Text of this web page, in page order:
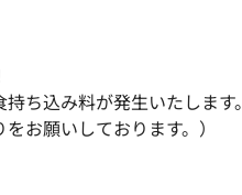
ち込み料が発生いたします。
お願いしております。）